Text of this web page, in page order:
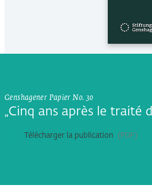
Genshagener Papier No. 30
„Cinq ans après le traité
Télécharger la publication PDF